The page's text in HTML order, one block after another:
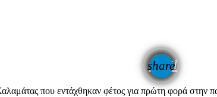
share
email
που εντάχθηκαν φέτος για πρώτη φορά στην